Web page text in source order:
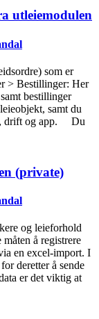
utleiemodulen
som er
> Bestillinger: Her
bestillinger
samt du
drift og app. Du
(private)
og leieforhold
å registrere
en excel-import. I
deretter å sende
er det viktig at